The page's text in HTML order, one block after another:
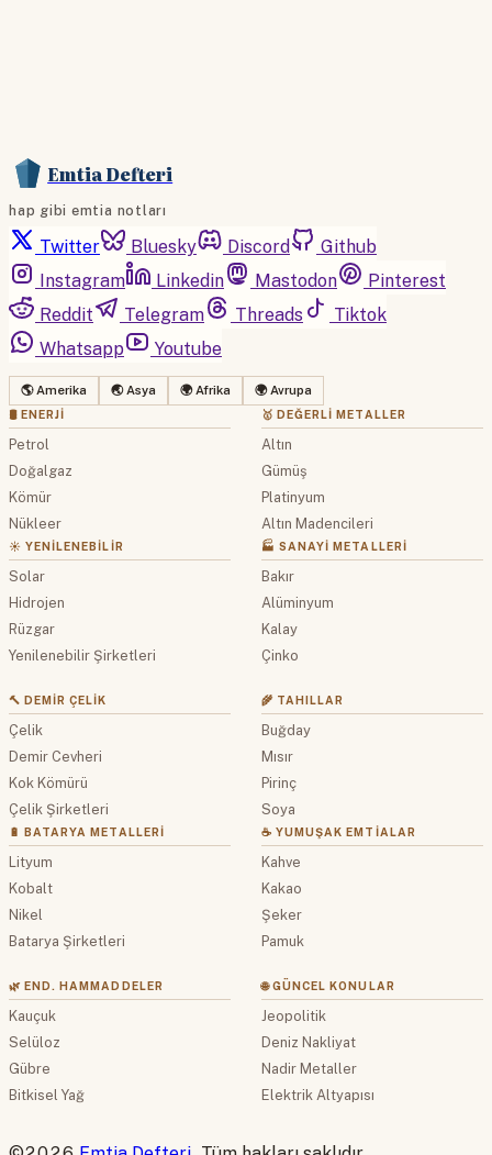
Emtia Defteri
hap gibi emtia notları
Twitter Bluesky Discord
Github
Instagram
Linkedin Mastodon
Pinterest
Reddit
Telegram Threads
Tiktok
Whatsapp
Youtube
🌎 Amerika 🌏 Asya 🌍 Afrika 🌍 Avrupa
🛢 ENERJI
Petrol
Doğalgaz
Kömür
Nükleer
☀️ YENILENEBILIR
Solar
Hidrojen
Rüzgar
Yenilenebilir Şirketleri
🥇 DEĞERLI METALLER
Altın
Gümüş
Platinyum
Altın Madencileri
🏭 SANAYI METALLERI
Bakır
Alüminyum
Kalay
Çinko
🔨 DEMIR ÇELIK
Çelik
Demir Cevheri
Kok Kömürü
Çelik Şirketleri
🔋 BATARYA METALLERI
Lityum
Kobalt
Nikel
Batarya Şirketleri
🌾 TAHILLAR
Buğday
Mısır
Pirinç
Soya
☕ YUMUŞAK EMTIALAR
Kahve
Kakao
Şeker
Pamuk
🌿 END. HAMMADDELER
Kauçuk
Selüloz
Gübre
Bitkisel Yağ
🌐 GÜNCEL KONULAR
Jeopolitik
Deniz Nakliyat
Nadir Metaller
Elektrik Altyapısı